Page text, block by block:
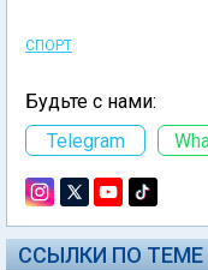
СПОРТ
Будьте с нами:
Telegram
ССЫЛКИ ПО ТЕМЕ